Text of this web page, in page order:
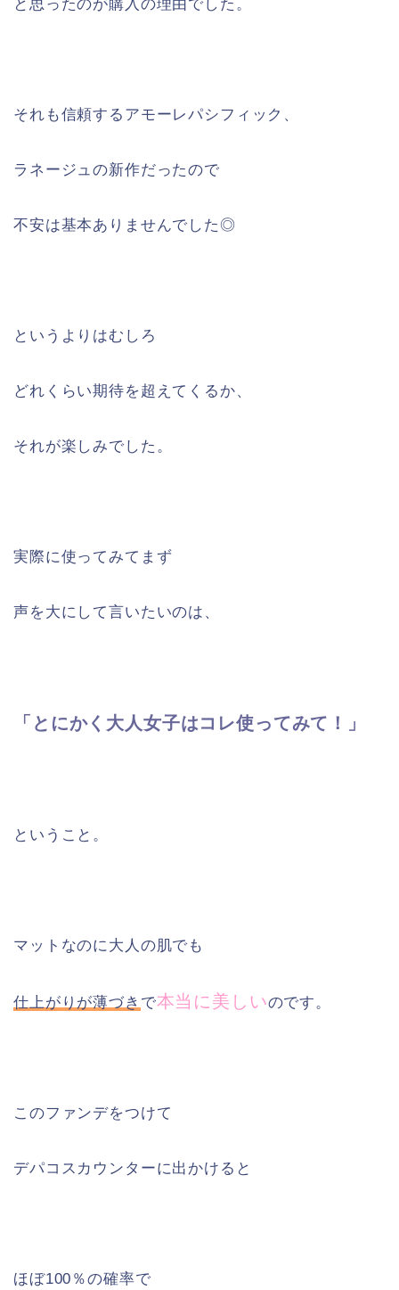
と思ったのが購入の理由でした。
それも信頼するアモーレパシフィック、
ラネージュの新作だったので
不安は基本ありませんでした◎
というよりはむしろ
どれくらい期待を超えてくるか、
それが楽しみでした。
実際に使ってみてまず
声を大にして言いたいのは、
「とにかく大人女子はコレ使ってみて！」
ということ。
マットなのに大人の肌でも
仕上がりが薄づき で本当に美しいのです。
このファンデをつけて
デパコスカウンターに出かけると
ほぼ100％の確率で